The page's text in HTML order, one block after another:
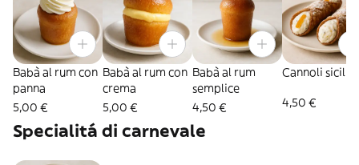
Babà al rum con
panna
5,00 €
Babà al rum con
crema
5,00 €
Babà al rum
semplice
4,50 €
Cannoli
4,50 €
Specialitá di carnevale